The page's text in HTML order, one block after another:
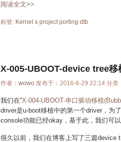
阅读全文>>
标签: Kernel x project porting dtb
X-005-UBOOT-device tree
作者： wowo 发布于：2016-6-29 22:14 分类
我们在“X-004-UBOOT-串口驱动移植
driver是u-boot移植中的第一个driver，为
console功能已经okay，基于此，我们可
很久以前，我们在博客上写了三篇device